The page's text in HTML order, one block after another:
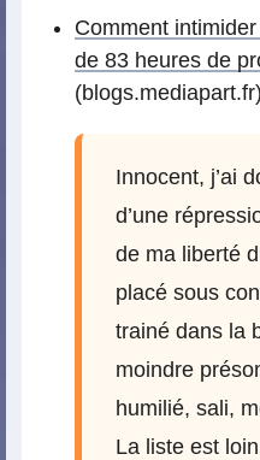
Comment
de 83 heures de
(blogs.mediapart.fr)
Innocent, j’ai
d’une
de ma liberté
placé sous
trainé dans la
moindre
humilié, sali,
La liste est